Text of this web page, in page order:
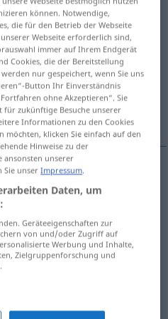
anklicken/antippen)
können. Notwendige,
die für den Betrieb der Webseite
Webseite erforderlich sind,
immer auf Ihrem Endgerät
Cookies, die der Bereitstellung
nur gespeichert, wenn Sie uns
Button Ihr Einverständnis
ohne Akzeptieren“. Sie
zukünftige Besuche unserer
Informationen zu den Cookies
möchten, klicken Sie einfach auf den
Hinweise zu der
ansonsten unserer
Sie unserImpressum.
Daten, um
Geräteeigenschaften zur
von und/oder Zugriff auf
Werbung und Inhalte,
Zielgruppenforschung und